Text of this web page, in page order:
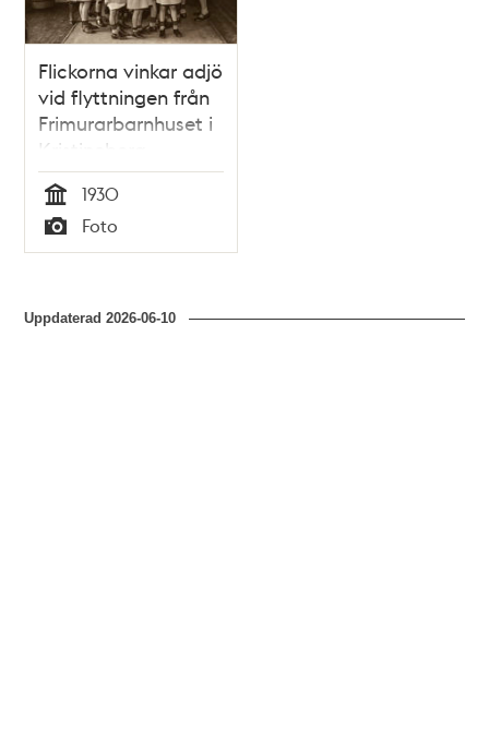
Flickorna vinkar adjö
vid flyttningen från
Frimurarbarnhuset i
Kristineberg,
Augusti 1930.
Tid
1930
Typ
Foto
Uppdaterad2026-06-10